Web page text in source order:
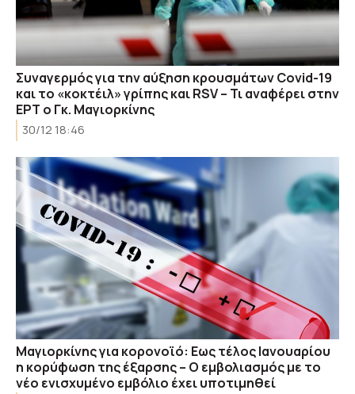
Συναγερμός για την αύξηση κρουσμάτων Covid-19
και το «κοκτέιλ» γρίπης και RSV – Τι αναφέρει στην
ΕΡΤ ο Γκ. Μαγιορκίνης
30/12 18:46
Μαγιορκίνης για κορονοϊό: Εως τέλος Ιανουαρίου
η κορύφωση της έξαρσης – Ο εμβολιασμός με το
νέο ενισχυμένο εμβόλιο έχει υποτιμηθεί